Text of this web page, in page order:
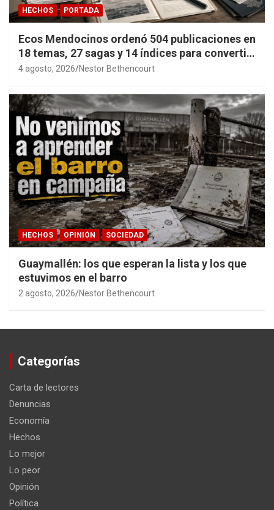
HECHOS PORTADA
Ecos Mendocinos ordenó 504 publicaciones en
18 temas, 27 sagas y 14 índices para convertir
años de investigación en memoria pública
4 agosto, 2026 Nestor Bethencourt
HECHOS OPINIÓN SOCIEDAD
Guaymallén: los que esperan la lista y los que
estuvimos en el barro
2 agosto, 2026 Nestor Bethencourt
Categorías
Carta de lectores
Denuncias
Economía
Hechos
Lo mejor
Lo peor
Opinión
Política